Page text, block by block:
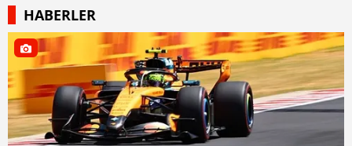
HABERLER